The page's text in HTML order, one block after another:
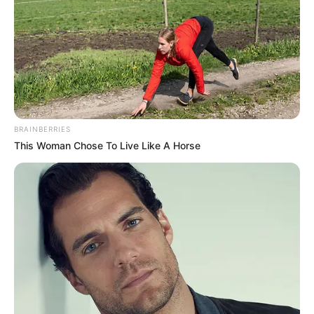
A HVG áprilisban arról írt, hogy az MLSZ-nek akkor
még nem volt új szerződése sem az MTVA-val a
közvetítési jogokra, sem a Szerencsejáték Zrt.-vel
a következő szezonra. A Telex később arról számolt
be, hogy az MLSZ pályázatot írt ki a 2026/2027-es
Kulcspénzek nélkül maradhat a rendszer
A magyar klubfutball számára eddig két terület
jelentett különösen fontos központi bevételi
forrást: a televíziós közvetítési jogok és a
szerencsejáték-piaci együttműködés.
A general view
BRAINBERRIES
This Woman Chose To Live Like A Horse